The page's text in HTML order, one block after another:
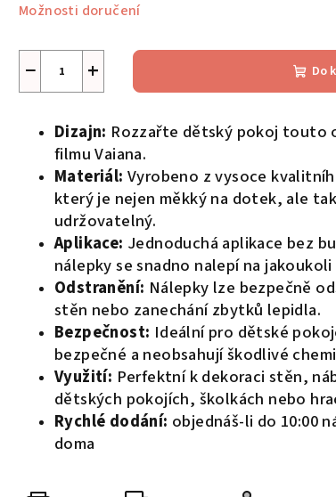
Možnosti doručení
+
− Do
Dizajn: Rozzařte dětský pokoj touto
filmu Vaiana.
Materiál: Vyrobeno z vysoce
který je nejen měkký na dotek, ale
udržovatelný.
Aplikace: Jednoduchá aplikace bez
nálepky se snadno nalepí na
Odstranění: Nálepky lze bezpečně
stěn nebo zanechání zbytků lepidla.
Bezpečnost: Ideální pro dětské
bezpečné a neobsahují škodlivé
Využití: Perfektní k dekoraci stěn,
dětských pokojích, školkách nebo
Rychlé dodání: objednáš-li do 10:00
doma